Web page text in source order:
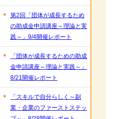
第2回「団体が成長するため
の助成金申請講座～理論と実
践～」9/4開催レポート
「団体が成長するための助成
金申請講座～理論と実践～」
8/21開催レポート
「スキルで自分らしく～副
業・企業のファーストステッ